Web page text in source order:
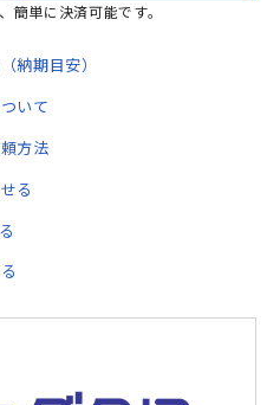
単に決済可能です。
納期目安）
いて
方法
る